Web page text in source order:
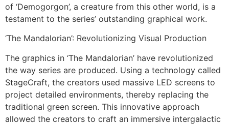
of ‘Demogorgon’, a creature from this other world, is a
testament to the series’ outstanding graphical work.
‘The Mandalorian’: Revolutionizing Visual Production
The graphics in ‘The Mandalorian’ have revolutionized
the way series are produced. Using a technology called
StageCraft, the creators used massive LED screens to
project detailed environments, thereby replacing the
traditional green screen. This innovative approach
allowed the creators to craft an immersive intergalactic